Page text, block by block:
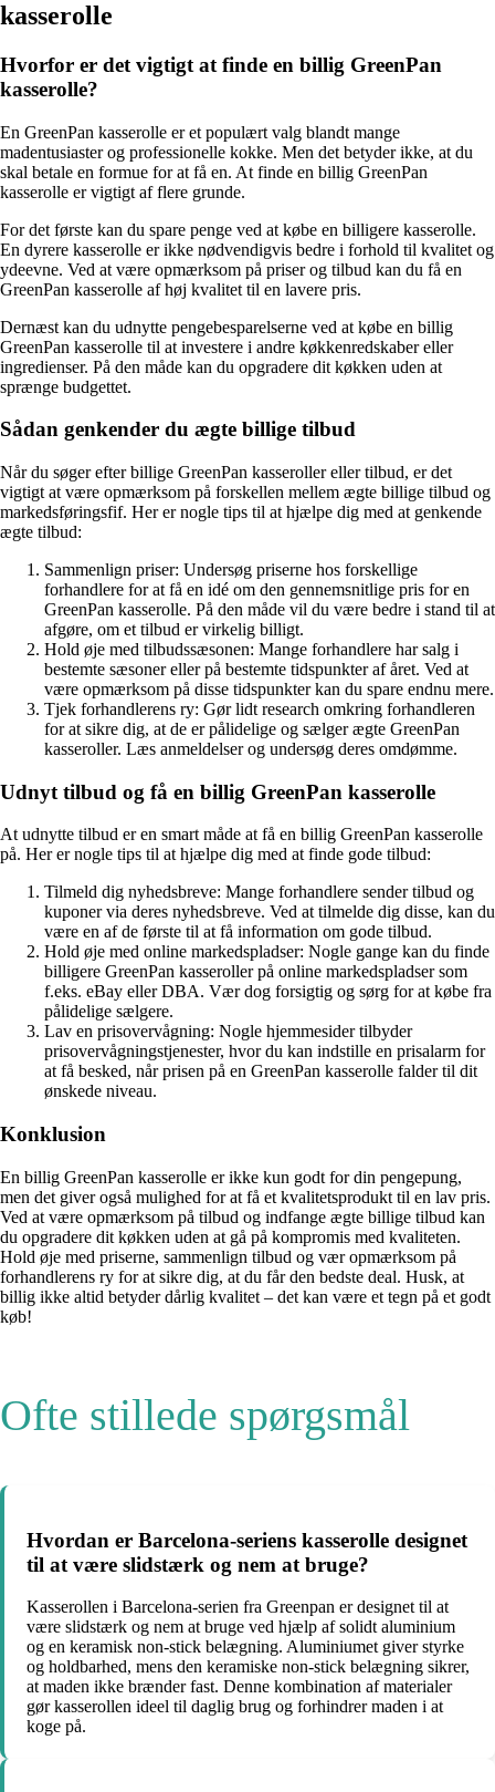
kasserolle
Hvorfor er det vigtigt at finde en billig GreenPan
kasserolle?
En GreenPan kasserolle er et populært valg blandt mange
madentusiaster og professionelle kokke. Men det betyder ikke, at du
skal betale en formue for at få en. At finde en billig GreenPan
kasserolle er vigtigt af flere grunde.
For det første kan du spare penge ved at købe en billigere kasserolle.
En dyrere kasserolle er ikke nødvendigvis bedre i forhold til kvalitet og
ydeevne. Ved at være opmærksom på priser og tilbud kan du få en
GreenPan kasserolle af høj kvalitet til en lavere pris.
Dernæst kan du udnytte pengebesparelserne ved at købe en billig
GreenPan kasserolle til at investere i andre køkkenredskaber eller
ingredienser. På den måde kan du opgradere dit køkken uden at
sprænge budgettet.
Sådan genkender du ægte billige tilbud
Når du søger efter billige GreenPan kasseroller eller tilbud, er det
vigtigt at være opmærksom på forskellen mellem ægte billige tilbud og
markedsføringsfif. Her er nogle tips til at hjælpe dig med at genkende
ægte tilbud:
Sammenlign priser: Undersøg priserne hos forskellige
forhandlere for at få en idé om den gennemsnitlige pris for en
GreenPan kasserolle. På den måde vil du være bedre i stand til at
afgøre, om et tilbud er virkelig billigt.
Hold øje med tilbudssæsonen: Mange forhandlere har salg i
bestemte sæsoner eller på bestemte tidspunkter af året. Ved at
være opmærksom på disse tidspunkter kan du spare endnu mere.
Tjek forhandlerens ry: Gør lidt research omkring forhandleren
for at sikre dig, at de er pålidelige og sælger ægte GreenPan
kasseroller. Læs anmeldelser og undersøg deres omdømme.
Udnyt tilbud og få en billig GreenPan kasserolle
At udnytte tilbud er en smart måde at få en billig GreenPan kasserolle
på. Her er nogle tips til at hjælpe dig med at finde gode tilbud:
Tilmeld dig nyhedsbreve: Mange forhandlere sender tilbud og
kuponer via deres nyhedsbreve. Ved at tilmelde dig disse, kan du
være en af de første til at få information om gode tilbud.
Hold øje med online markedspladser: Nogle gange kan du finde
billigere GreenPan kasseroller på online markedspladser som
f.eks. eBay eller DBA. Vær dog forsigtig og sørg for at købe fra
pålidelige sælgere.
Lav en prisovervågning: Nogle hjemmesider tilbyder
prisovervågningstjenester, hvor du kan indstille en prisalarm for
at få besked, når prisen på en GreenPan kasserolle falder til dit
ønskede niveau.
Konklusion
En billig GreenPan kasserolle er ikke kun godt for din pengepung,
men det giver også mulighed for at få et kvalitetsprodukt til en lav pris.
Ved at være opmærksom på tilbud og indfange ægte billige tilbud kan
du opgradere dit køkken uden at gå på kompromis med kvaliteten.
Hold øje med priserne, sammenlign tilbud og vær opmærksom på
forhandlerens ry for at sikre dig, at du får den bedste deal. Husk, at
billig ikke altid betyder dårlig kvalitet – det kan være et tegn på et godt
køb!
Ofte stillede spørgsmål
Hvordan er Barcelona-seriens kasserolle designet
til at være slidstærk og nem at bruge?
Kasserollen i Barcelona-serien fra Greenpan er designet til at
være slidstærk og nem at bruge ved hjælp af solidt aluminium
og en keramisk non-stick belægning. Aluminiumet giver styrke
og holdbarhed, mens den keramiske non-stick belægning sikrer,
at maden ikke brænder fast. Denne kombination af materialer
gør kasserollen ideel til daglig brug og forhindrer maden i at
koge på.